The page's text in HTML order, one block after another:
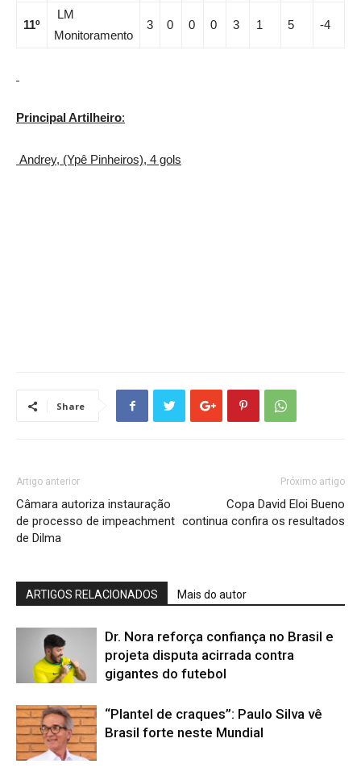
11º
LM
Monitoramento
3 0 0 0 3 1 5 -4
Principal Artilheiro:
Andrey, (Ypê Pinheiros), 4 gols
Share
Artigo anterior
Câmara autoriza instauração
de processo de impeachment
de Dilma
Próximo artigo
Copa David Eloi Bueno
continua confira os resultados
ARTIGOS RELACIONADOS Mais do autor
Dr. Nora reforça confiança no Brasil e
projeta disputa acirrada contra
gigantes do futebol
“Plantel de craques”: Paulo Silva vê
Brasil forte neste Mundial